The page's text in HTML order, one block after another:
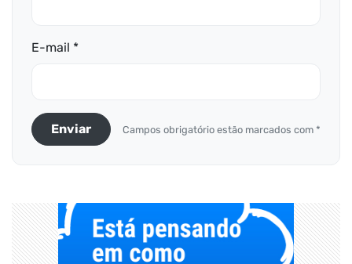
E-mail *
Enviar Campos obrigatório estão marcados com *